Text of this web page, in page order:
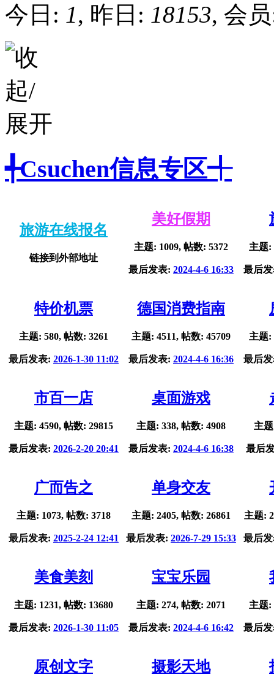
今日: 1, 昨日: 18153, 会
╃Csuchen信息专区╃
旅游在线报名
链接到外部地址
美好假期
主题: 1009, 帖数: 5372
最后发表: 2024-4-6 16:33
主题:
最后
特价机票
主题: 580, 帖数: 3261
最后发表: 2026-1-30 11:02
德国消费指南
主题: 4511, 帖数: 45709
最后发表: 2024-4-6 16:36
主题:
最后
市百一店
主题: 4590, 帖数: 29815
最后发表: 2026-2-20 20:41
桌面游戏
主题: 338, 帖数: 4908
最后发表: 2024-4-6 16:38
主
最后
广而告之
主题: 1073, 帖数: 3718
最后发表: 2025-2-24 12:41
单身交友
主题: 2405, 帖数: 26861
最后发表: 2026-7-29 15:33
主题:
最后
美食美刻
主题: 1231, 帖数: 13680
最后发表: 2026-1-30 11:05
宝宝乐园
主题: 274, 帖数: 2071
最后发表: 2024-4-6 16:42
主题:
最后
原创文字 摄影天地